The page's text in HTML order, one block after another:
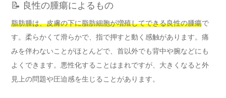
📝 良性の腫瘍によるもの
脂肪腫は、皮膚の下に脂肪細胞が増殖してできる良性の腫瘍で
す。柔らかくて滑らかで、指で押すと動く感触があります。痛
みを伴わないことがほとんどで、首以外でも背中や腕などにも
よくできます。悪性化することはまれですが、大きくなると外
見上の問題や圧迫感を生じることがあります。